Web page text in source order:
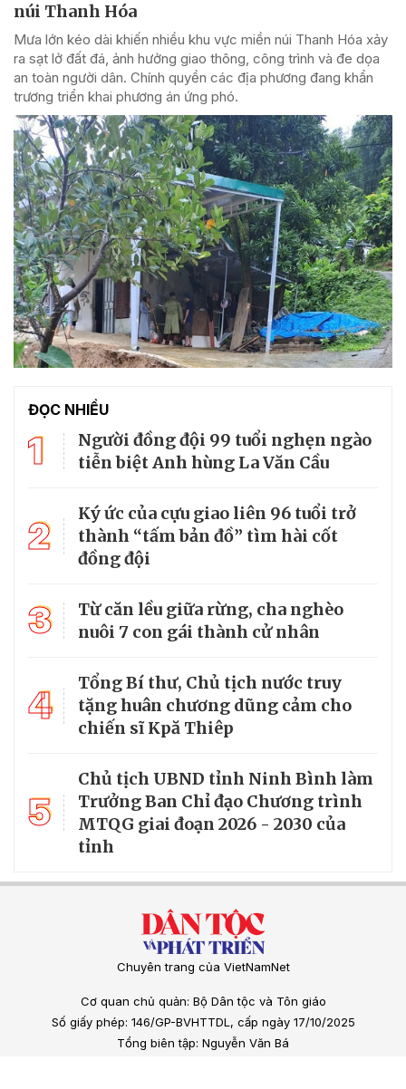
núi Thanh Hóa
Mưa lớn kéo dài khiến nhiều khu vực miền núi Thanh Hóa xảy
ra sạt lở đất đá, ảnh hưởng giao thông, công trình và đe dọa
an toàn người dân. Chính quyền các địa phương đang khẩn
trương triển khai phương án ứng phó.
ĐỌC NHIỀU
1
Người đồng đội 99 tuổi nghẹn ngào
tiễn biệt Anh hùng La Văn Cầu
2
Ký ức của cựu giao liên 96 tuổi trở
thành “tấm bản đồ” tìm hài cốt
đồng đội
3
Từ căn lều giữa rừng, cha nghèo
nuôi 7 con gái thành cử nhân
4
Tổng Bí thư, Chủ tịch nước truy
tặng huân chương dũng cảm cho
chiến sĩ Kpă Thiêp
5
Chủ tịch UBND tỉnh Ninh Bình làm
Trưởng Ban Chỉ đạo Chương trình
MTQG giai đoạn 2026 - 2030 của
tỉnh
Chuyên trang của VietNamNet
Cơ quan chủ quản: Bộ Dân tộc và Tôn giáo
Số giấy phép: 146/GP-BVHTTDL, cấp ngày 17/10/2025
Tổng biên tập: Nguyễn Văn Bá